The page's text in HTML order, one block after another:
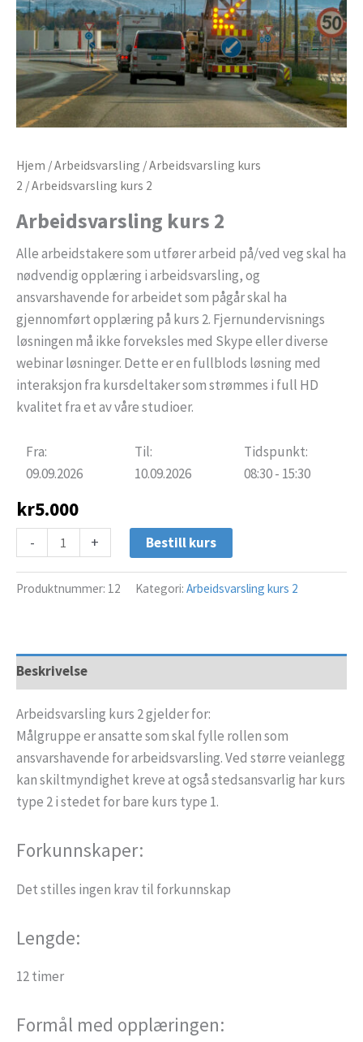
Hjem /Arbeidsvarsling /Arbeidsvarsling kurs
2 / Arbeidsvarsling kurs 2
Arbeidsvarsling kurs 2
Alle arbeidstakere som utfører arbeid på/ved veg skal ha
nødvendig opplæring i arbeidsvarsling, og
ansvarshavende for arbeidet som pågår skal ha
gjennomført opplæring på kurs 2. Fjernundervisnings
løsningen må ikke forveksles med Skype eller diverse
webinar løsninger. Dette er en fullblods løsning med
interaksjon fra kursdeltaker som strømmes i full HD
kvalitet fra et av våre studioer.
Fra:
09.09.2026
Til:
10.09.2026
Tidspunkt:
08:30 - 15:30
kr5.000
- + Bestill kurs
Produktnummer: 12 Kategori: Arbeidsvarsling kurs 2
Beskrivelse
Arbeidsvarsling kurs 2 gjelder for:
Målgruppe er ansatte som skal fylle rollen som
ansvarshavende for arbeidsvarsling. Ved større veianlegg
kan skiltmyndighet kreve at også stedsansvarlig har kurs
type 2 i stedet for bare kurs type 1.
Forkunnskaper:
Det stilles ingen krav til forkunnskap
Lengde:
12 timer
Formål med opplæringen: